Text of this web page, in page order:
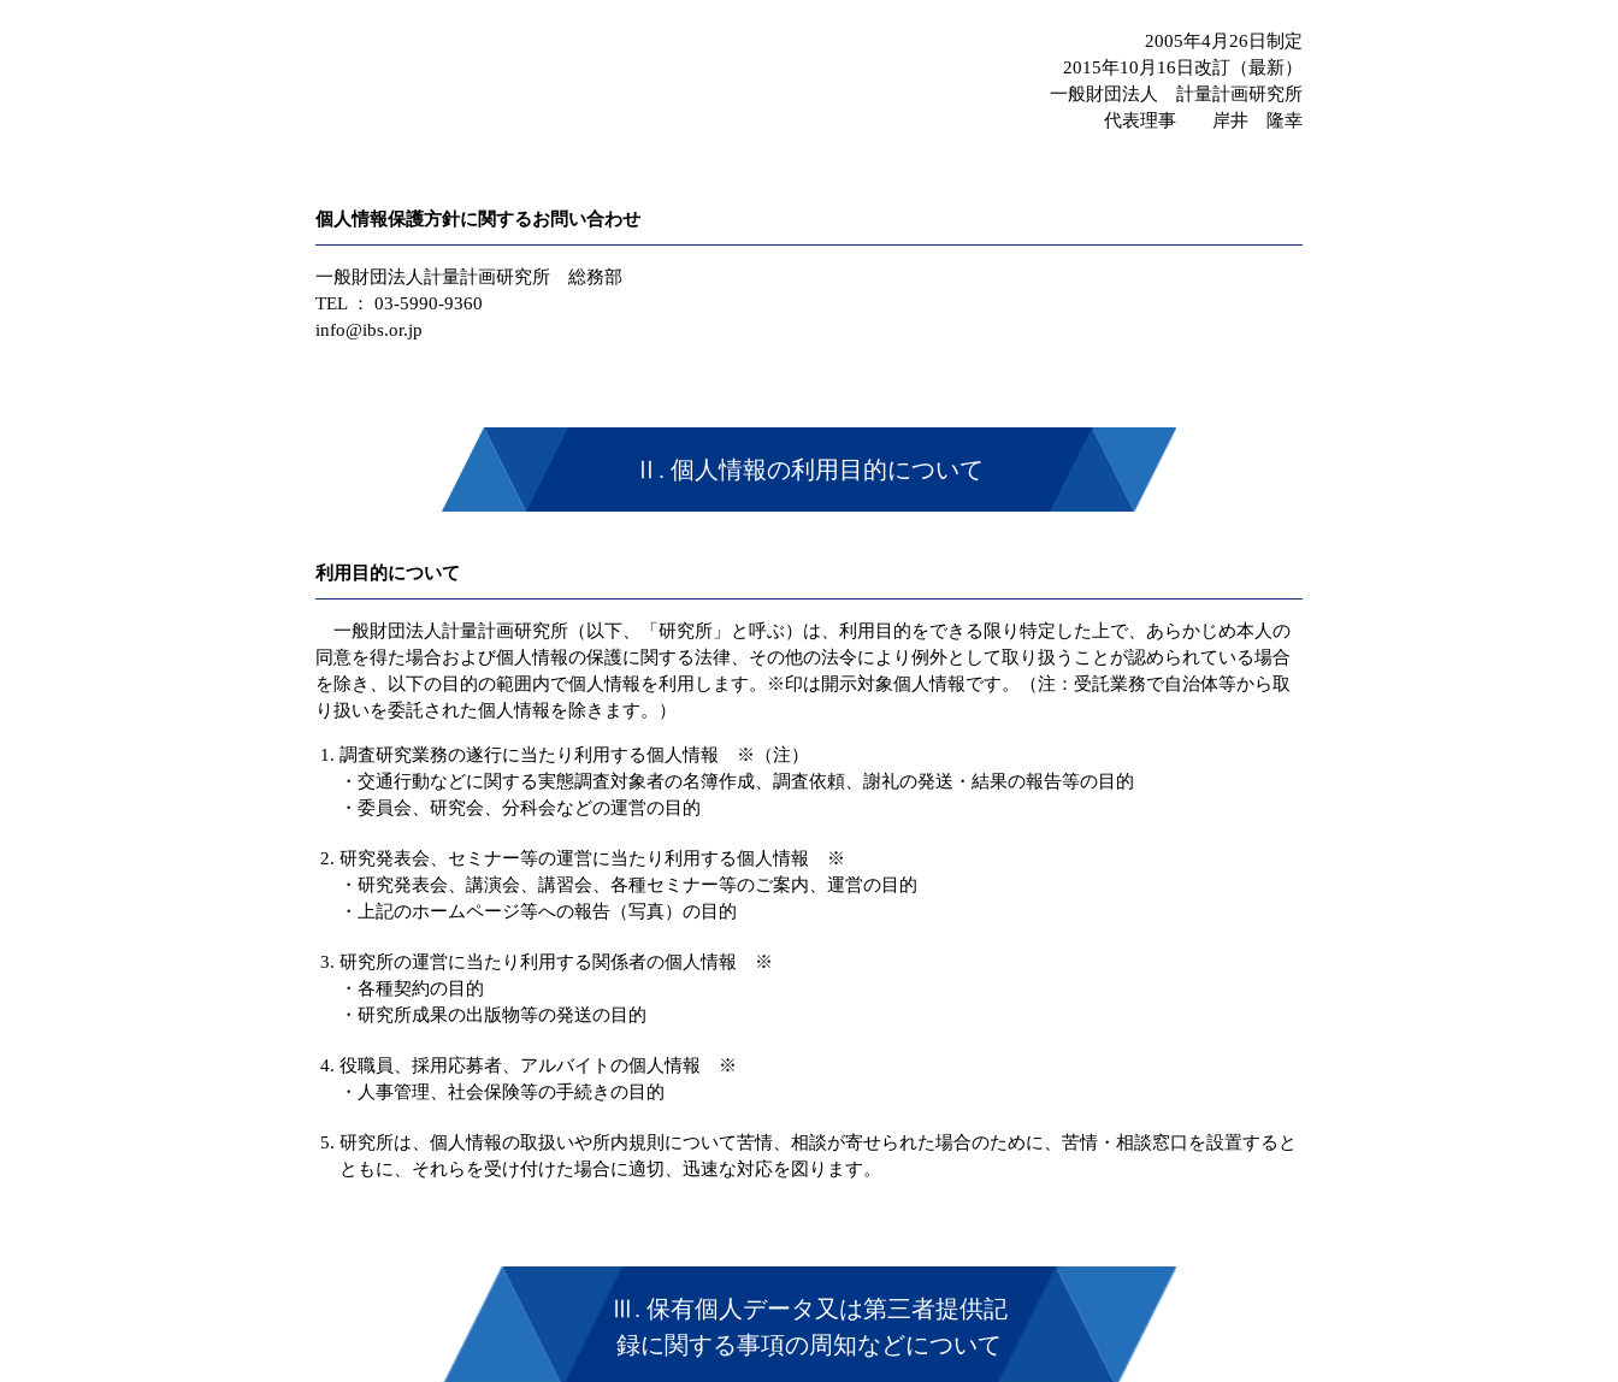
2005年4月26日制定
2015年10月16日改訂（最新）
一般財団法人 計量計画研究所
代表理事 岸井 隆幸
個人情報保護方針に関するお問い合わせ
一般財団法人計量計画研究所 総務部
TEL ： 03-5990-9360
info@ibs.or.jp
Ⅱ. 個人情報の利用目的について
利用目的について
一般財団法人計量計画研究所（以下、「研究所」と呼ぶ）は、利用目的をできる限り特定した上で、あらかじめ本人の
同意を得た場合および個人情報の保護に関する法律、その他の法令により例外として取り扱うことが認められている場合
を除き、以下の目的の範囲内で個人情報を利用します。※印は開示対象個人情報です。（注：受託業務で自治体等から取
り扱いを委託された個人情報を除きます。）
調査研究業務の遂行に当たり利用する個人情報 ※（注）
・交通行動などに関する実態調査対象者の名簿作成、調査依頼、謝礼の発送・結果の報告等の目的
・委員会、研究会、分科会などの運営の目的
研究発表会、セミナー等の運営に当たり利用する個人情報 ※
・研究発表会、講演会、講習会、各種セミナー等のご案内、運営の目的
・上記のホームページ等への報告（写真）の目的
研究所の運営に当たり利用する関係者の個人情報 ※
・各種契約の目的
・研究所成果の出版物等の発送の目的
役職員、採用応募者、アルバイトの個人情報 ※
・人事管理、社会保険等の手続きの目的
研究所は、個人情報の取扱いや所内規則について苦情、相談が寄せられた場合のために、苦情・相談窓口を設置すると
ともに、それらを受け付けた場合に適切、迅速な対応を図ります。
Ⅲ. 保有個人データ又は第三者提供記
録に関する事項の周知などについて